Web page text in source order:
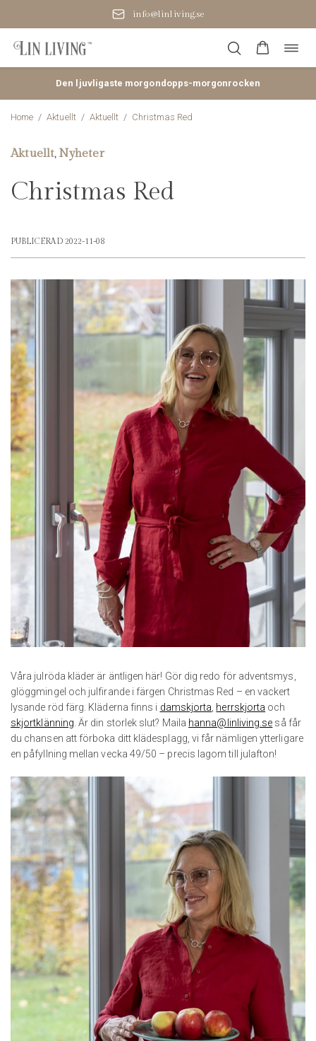
Småskalig produktion i Baltikum
Hoppa
till
Den ljuvligaste morgondopps-morgonrocken
Home / Aktuellt / Aktuellt / Christmas Red
Aktuellt, Nyheter
Christmas Red
PUBLICERAD 2022-11-08
Våra julröda kläder är äntligen här! Gör dig redo för adventsmys,
glöggmingel och julfirande i färgen Christmas Red – en vackert
lysande röd färg. Kläderna finns i damskjorta herrskjorta och
skjortklänning . Är din storlek slut? Maila hanna@linliving.se så får
du chansen att förboka ditt klädesplagg, vi får nämligen ytterligare
en påfyllning mellan vecka 49/50 – precis lagom till julafton!